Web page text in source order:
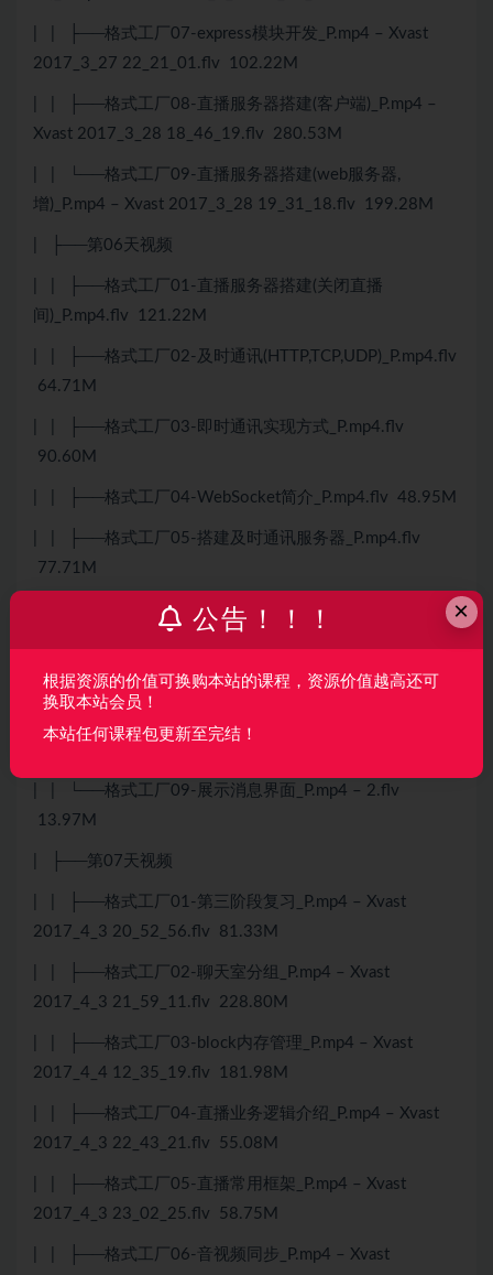
| | ├──格式工厂07-express模块开发_P.mp4 – Xvast
2017_3_27 22_21_01.flv 102.22M
| | ├──格式工厂08-直播服务器搭建(客户端)_P.mp4 –
Xvast 2017_3_28 18_46_19.flv 280.53M
| | └──格式工厂09-直播服务器搭建(web服务器,
增)_P.mp4 – Xvast 2017_3_28 19_31_18.flv 199.28M
| ├──第06天视频
| | ├──格式工厂01-直播服务器搭建(关闭直播
间)_P.mp4.flv 121.22M
| | ├──格式工厂02-及时通讯(HTTP,TCP,UDP)_P.mp4.flv
64.71M
| | ├──格式工厂03-即时通讯实现方式_P.mp4.flv
90.60M
| | ├──格式工厂04-WebSocket简介_P.mp4.flv 48.95M
| | ├──格式工厂05-搭建及时通讯服务器_P.mp4.flv
77.71M
| | ├──格式工厂06-SocketIO通讯_P.mp4.flv 241.77M
| | ├──格式工厂07-socket三次握手_P.mp4.flv
239.80M
| | └──格式工厂09-展示消息界面_P.mp4 – 2.flv
13.97M
| ├──第07天视频
| | ├──格式工厂01-第三阶段复习_P.mp4 – Xvast
2017_4_3 20_52_56.flv 81.33M
| | ├──格式工厂02-聊天室分组_P.mp4 – Xvast
2017_4_3 21_59_11.flv 228.80M
| | ├──格式工厂03-block内存管理_P.mp4 – Xvast
2017_4_4 12_35_19.flv 181.98M
| | ├──格式工厂04-直播业务逻辑介绍_P.mp4 – Xvast
2017_4_3 22_43_21.flv 55.08M
| | ├──格式工厂05-直播常用框架_P.mp4 – Xvast
2017_4_3 23_02_25.flv 58.75M
| | ├──格式工厂06-音视频同步_P.mp4 – Xvast
×
公告！！！
根据资源的价值可换购本站的课程，资源价值越高还可
换取本站会员！
本站任何课程包更新至完结！